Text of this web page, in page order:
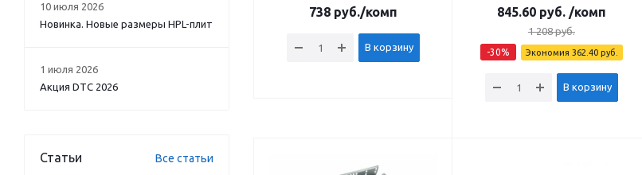
738 руб./комп
В корзину
845.60 руб. /комп
1 208руб.
-30% Экономия 362.40руб.
В корзину
10 июля 2026
Новинка. Новые размеры HPL-плит
1 июля 2026
Акция DTC 2026
Статьи Все статьи